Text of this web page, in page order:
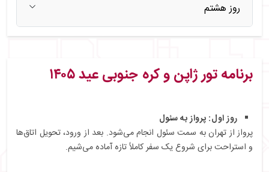
روز هشتم
برنامه تور ژاپن و کره جنوبی عید ۱۴۰۵
روز اول: پرواز به سئول
پرواز از تهران به سمت سئول انجام می‌شود. بعد از ورود، تحویل اتاق‌ها
و استراحت برای شروع یک سفر کاملاً تازه آماده می‌شیم.